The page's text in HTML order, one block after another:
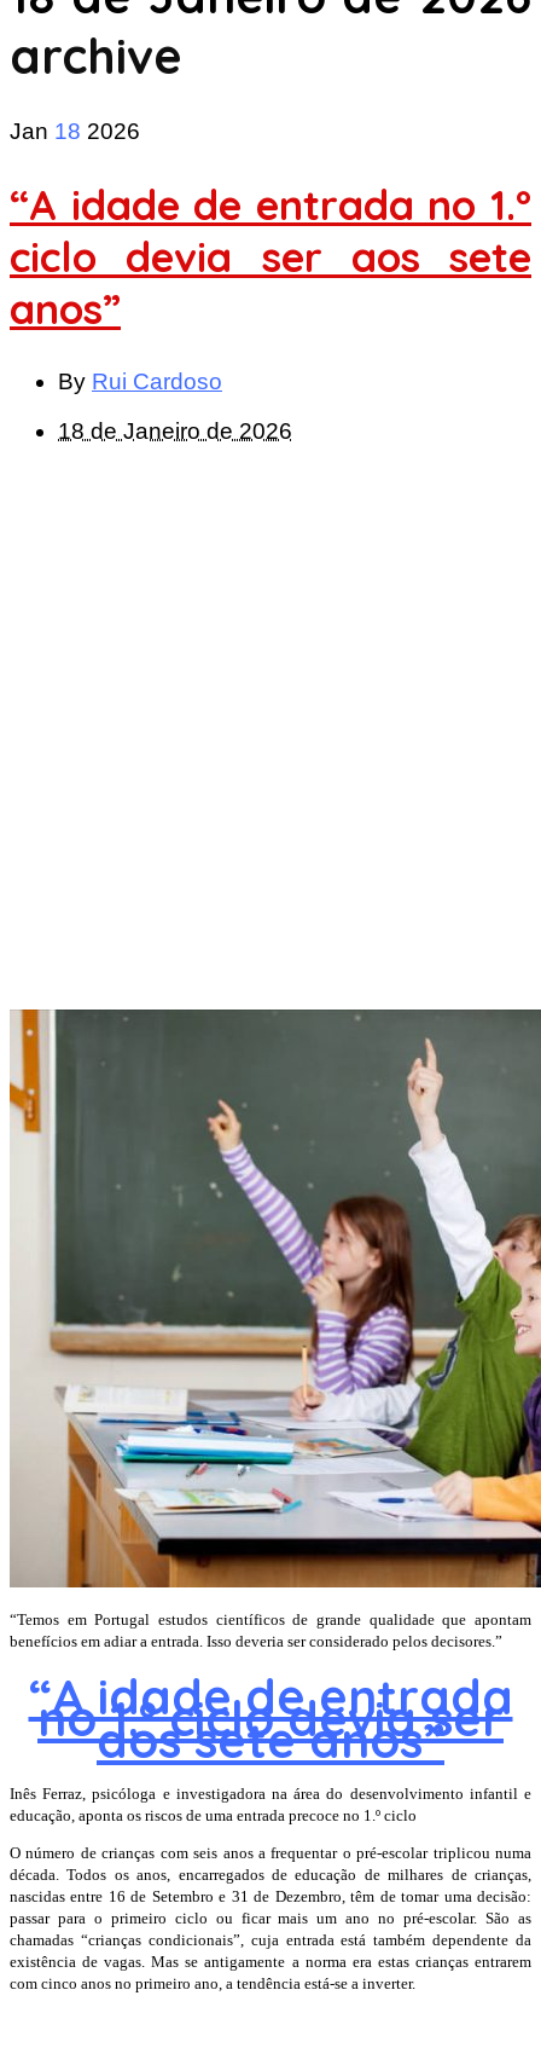
archive
Jan 18 2026
“A idade de entrada no 1.º
ciclo devia ser aos sete
anos”
By Rui Cardoso
18 de Janeiro de 2026
“Temos em Portugal estudos científicos de grande qualidade que apontam
benefícios em adiar a entrada. Isso deveria ser considerado pelos decisores.”
“A idade de entrada
no 1.º ciclo devia ser
aos sete anos”
Inês Ferraz, psicóloga e investigadora na área do desenvolvimento infantil e
educação, aponta os riscos de uma entrada precoce no 1.º ciclo
O número de crianças com seis anos a frequentar o pré-escolar triplicou numa
década. Todos os anos, encarregados de educação de milhares de crianças,
nascidas entre 16 de Setembro e 31 de Dezembro, têm de tomar uma decisão:
passar para o primeiro ciclo ou ficar mais um ano no pré-escolar. São as
chamadas “crianças condicionais”, cuja entrada está também dependente da
existência de vagas. Mas se antigamente a norma era estas crianças entrarem
com cinco anos no primeiro ano, a tendência está-se a inverter.